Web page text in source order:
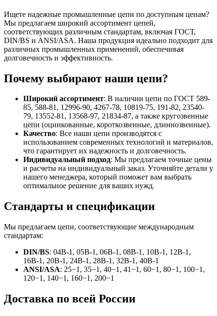
Ищете надежные промышленные цепи по доступным ценам?
Мы предлагаем широкий ассортимент цепей,
соответствующих различным стандартам, включая ГОСТ,
DIN/BS и ANSI/ASA. Наша продукция идеально подходит для
различных промышленных применений, обеспечивая
долговечность и эффективность.
Почему выбирают наши цепи?
Широкий ассортимент: В наличии цепи по ГОСТ 589-
85, 588-81, 12996-90, 4267-78, 10819-75, 191-82, 23540-
79, 13552-81, 13568-97, 21834-87, а также кругозвенные
цепи (оцинкованные, короткозвенные, длиннозвенные).
Качество: Все наши цепи производятся с
использованием современных технологий и материалов,
что гарантирует их надежность и долговечность.
Индивидуальный подход: Мы предлагаем точные цены
и расчеты на индивидуальный заказ. Уточняйте детали у
нашего менеджера, который поможет вам выбрать
оптимальное решение для ваших нужд.
Стандарты и спецификации
Мы предлагаем цепи, соответствующие международным
стандартам:
DIN/BS: 04В-1, 05В-1, 06В-1, 08В-1, 10В-1, 12В-1,
16В-1, 20В-1, 24В-1, 28В-1, 32В-1, 40В-1
ANSI/ASA: 25−1, 35−1, 40−1, 41−1, 60−1, 80−1, 100−1,
120−1, 140−1, 160−1, 200−1
Доставка по всей России